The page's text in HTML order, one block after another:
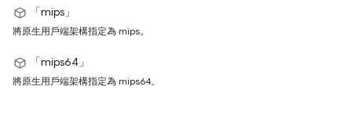
「mips」
將原生用戶端架構指定為 mips。
「mips64」
將原生用戶端架構指定為 mips64。